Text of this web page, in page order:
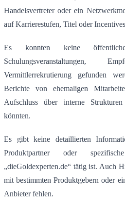
Handelsvertreter oder ein
auf Karrierestufen, Titel oder
Es konnten keine
Schulungsveranstaltungen,
Vermittlerrekrutierung gefunden
Berichte von ehemaligen
Aufschluss über interne
könnten.
Es gibt keine detaillierten
Produktpartner oder
„dieGoldexperten.de“ tätig ist. Auch
mit bestimmten Produktgebern oder
Anbieter fehlen.